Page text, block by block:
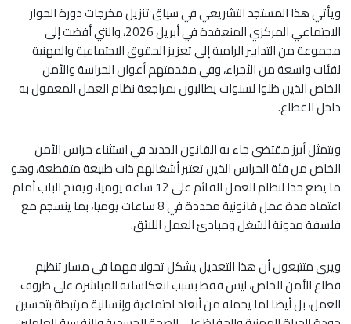
ويأتي هذا المستجد التشريعي في سياق تنزيل مخرجات دورة الحوار
الاجتماعي المركزي المنعقدة في أبريل 2026، والتي أفضت إلى
مجموعة من التدابير الرامية إلى تعزيز الحقوق الاجتماعية والمهنية
لفئات واسعة من الأجراء، وفي مقدمتهم أعوان الحراسة والأمن
الخاص الذين ظلوا لسنوات يطالبون بمراجعة نظام العمل المعمول به
داخل القطاع.
ويتمثل أبرز مقتضى جاء به القانون الجديد في استثناء حراس الأمن
الخاص من فئة الحراس الذين تعتبر أشغالهم ذات طبيعة متقطعة، وهو
ما يضع حدا لنظام العمل القائم على 12 ساعة يوميا، ويفتح الباب أمام
اعتماد مدة عمل قانونية محددة في 8 ساعات يوميا، بما ينسجم مع
فلسفة مدونة الشغل ومبادئ العمل اللائق.
ويرى متتبعون أن هذا التعديل يشكل تحولا مهما في مسار تنظيم
قطاع الأمن الخاص، ليس فقط بسبب انعكاساته المباشرة على ظروف
العمل، بل أيضا لما يحمله من أبعاد اجتماعية وإنسانية مرتبطة بتحسين